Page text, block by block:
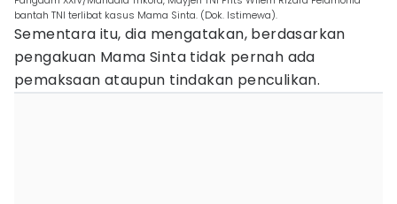
bantah TNI terlibat kasus Mama Sinta. (Dok. Istimewa).
Sementara itu, dia mengatakan, berdasarkan
pengakuan Mama Sinta tidak pernah ada
pemaksaan ataupun tindakan penculikan.